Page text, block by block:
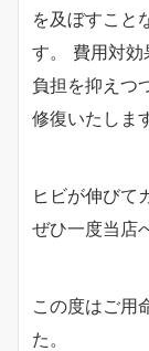
を及ぼすこと
す。 費用対効
負担を抑えつ
修復いたしま
ヒビが伸びて
ぜひ一度当店
この度はご用
た。